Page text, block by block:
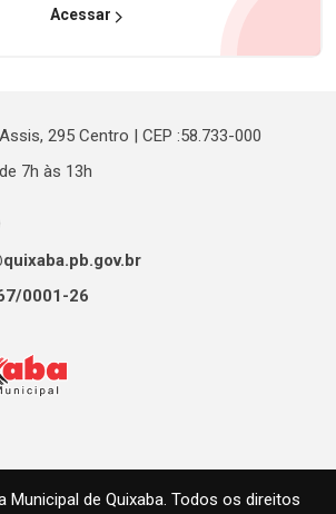
Acessar
295 Centro | CEP :58.733-000
7h às 13h
0001-26
Municipal de Quixaba. Todos os direitos